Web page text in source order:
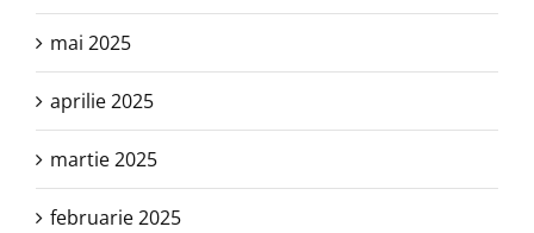
mai 2025
aprilie 2025
martie 2025
februarie 2025